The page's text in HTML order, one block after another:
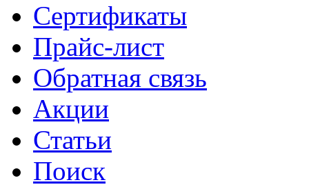
Сертификаты
Прайс-лист
Обратная связь
Акции
Статьи
Поиск